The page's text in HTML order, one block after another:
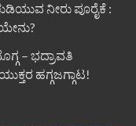
ನೀರು ಪೂರೈಕೆ :
– ಭದ್ರಾವತಿ
ಹಗ್ಗಜಗ್ಗಾಟ!